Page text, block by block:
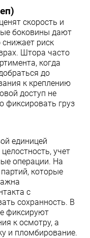
скорость и
боковины дают
снижает риск
Штора часто
когда
до
к креплению
доступ не
фиксировать груз
единицей
учет
операции. На
которые
с
сохранность. В
фиксируют
к осмотру, а
и пломбирование.